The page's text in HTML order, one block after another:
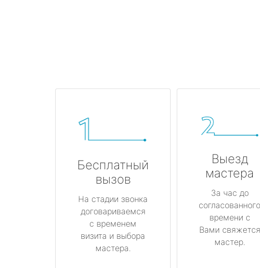
Бесплатный
вызов
На стадии звонка
договариваемся
с временем
визита и выбора
мастера.
Выезд
мастера
За час до
согласованного
времени с
Вами свяжется
мастер.